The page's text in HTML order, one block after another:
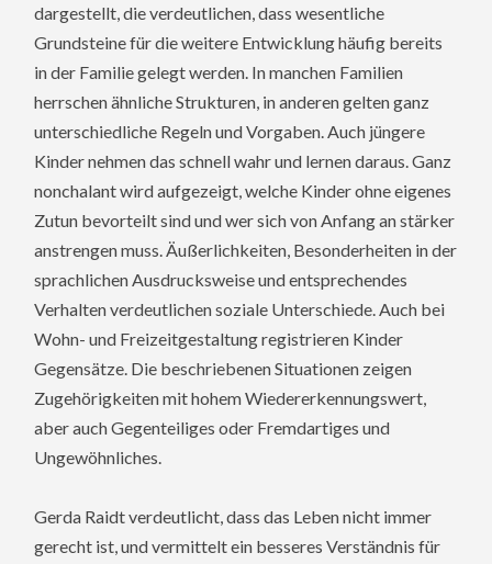
dargestellt, die verdeutlichen, dass wesentliche
Grundsteine für die weitere Entwicklung häufig bereits
in der Familie gelegt werden. In manchen Familien
herrschen ähnliche Strukturen, in anderen gelten ganz
unterschiedliche Regeln und Vorgaben. Auch jüngere
Kinder nehmen das schnell wahr und lernen daraus. Ganz
nonchalant wird aufgezeigt, welche Kinder ohne eigenes
Zutun bevorteilt sind und wer sich von Anfang an stärker
anstrengen muss. Äußerlichkeiten, Besonderheiten in der
sprachlichen Ausdrucksweise und entsprechendes
Verhalten verdeutlichen soziale Unterschiede. Auch bei
Wohn- und Freizeitgestaltung registrieren Kinder
Gegensätze. Die beschriebenen Situationen zeigen
Zugehörigkeiten mit hohem Wiedererkennungswert,
aber auch Gegenteiliges oder Fremdartiges und
Ungewöhnliches.
Gerda Raidt verdeutlicht, dass das Leben nicht immer
gerecht ist, und vermittelt ein besseres Verständnis für